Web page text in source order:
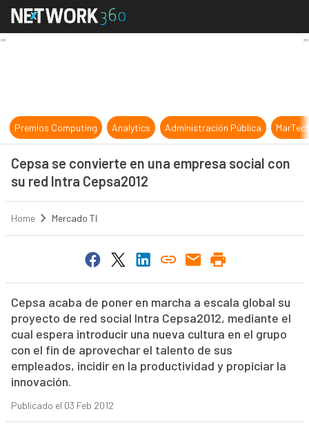
Cepsa se convierte en una
Premios Computing Analytics Administración Pública
Cepsa se convierte en una empresa social con
su red Intra Cepsa2012
Home Mercado TI
Cepsa acaba de poner en marcha a escala global su
proyecto de red social Intra Cepsa2012, mediante el
cual espera introducir una nueva cultura en el grupo
con el fin de aprovechar el talento de sus
empleados, incidir en la productividad y propiciar la
innovación.
Publicado el 03 Feb 2012